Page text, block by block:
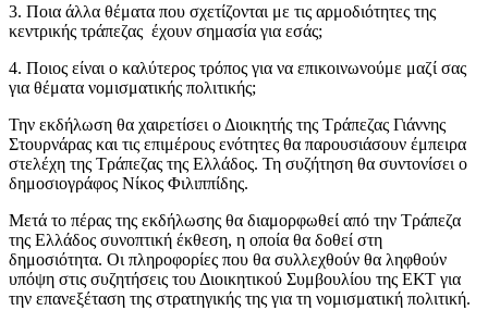
3. Ποια άλλα θέματα που σχετίζονται με τις αρμοδιότητες της
κεντρικής τράπεζας έχουν σημασία για εσάς;
4. Ποιος είναι ο καλύτερος τρόπος για να επικοινωνούμε μαζί σας
για θέματα νομισματικής πολιτικής;
Την εκδήλωση θα χαιρετίσει ο Διοικητής της Τράπεζας Γιάννης
Στουρνάρας και τις επιμέρους ενότητες θα παρουσιάσουν έμπειρα
στελέχη της Τράπεζας της Ελλάδος. Τη συζήτηση θα συντονίσει ο
δημοσιογράφος Νίκος Φιλιππίδης.
Μετά το πέρας της εκδήλωσης θα διαμορφωθεί από την Τράπεζα
της Ελλάδος συνοπτική έκθεση, η οποία θα δοθεί στη
δημοσιότητα. Οι πληροφορίες που θα συλλεχθούν θα ληφθούν
υπόψη στις συζητήσεις του Διοικητικού Συμβουλίου της ΕΚΤ για
την επανεξέταση της στρατηγικής της για τη νομισματική πολιτική.